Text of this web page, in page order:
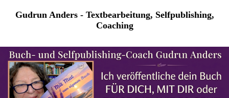
Gudrun Anders - Textbearbeitung, Selfpublishing,
Coaching